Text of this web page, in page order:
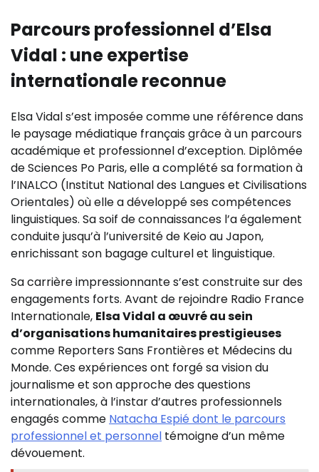
Parcours professionnel d’Elsa
Vidal : une expertise
internationale reconnue
Elsa Vidal s’est imposée comme une référence dans
le paysage médiatique français grâce à un parcours
académique et professionnel d’exception. Diplômée
de Sciences Po Paris, elle a complété sa formation à
l’INALCO (Institut National des Langues et Civilisations
Orientales) où elle a développé ses compétences
linguistiques. Sa soif de connaissances l’a également
conduite jusqu’à l’université de Keio au Japon,
enrichissant son bagage culturel et linguistique.
Sa carrière impressionnante s’est construite sur des
engagements forts. Avant de rejoindre Radio France
Internationale, Elsa Vidal a œuvré au sein
d’organisations humanitaires prestigieuses
comme Reporters Sans Frontières et Médecins du
Monde. Ces expériences ont forgé sa vision du
journalisme et son approche des questions
internationales, à l’instar d’autres professionnels
engagés comme Natacha Espié dont le parcours
professionnel et personnel témoigne d’un même
dévouement.